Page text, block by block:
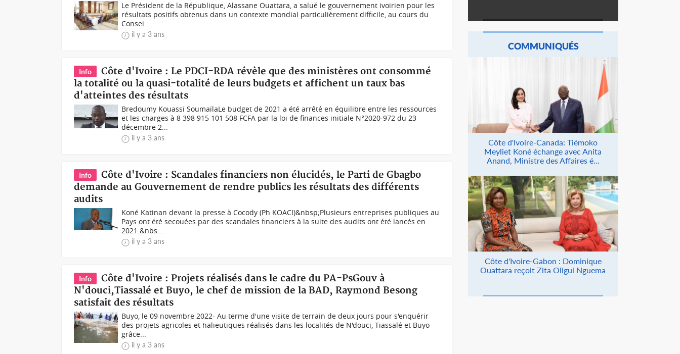
Le Président de la République, Alassane Ouattara, a salué le gouvernement ivoirien pour les
résultats positifs obtenus dans un contexte mondial particulièrement difficile, au cours du
Consei...
il y a 3 ans
Info
Côte d'Ivoire : Le PDCI-RDA révèle que des ministères ont consommé
la totalité ou la quasi-totalité de leurs budgets et affichent un taux bas
d'atteintes des résultats
Bredoumy Kouassi Soumaïla Le budget de 2021 a été arrêté en équilibre entre les ressources
et les charges à 8 398 915 101 508 FCFA par la loi de finances initiale N°2020-972 du 23
décembre 2...
il y a 3 ans
Info
Côte d'Ivoire : Scandales financiers non élucidés, le Parti de Gbagbo
demande au Gouvernement de rendre publics les résultats des différents
audits
Koné Katinan devant la presse à Cocody (Ph KOACI)&nbsp;Plusieurs entreprises publiques au
Pays ont été secouées par des scandales financiers à la suite des audits ont été lancés en
2021.&nbs...
il y a 3 ans
Info
Côte d'Ivoire : Projets réalisés dans le cadre du PA-PsGouv à
N'douci,Tiassalé et Buyo, le chef de mission de la BAD, Raymond Besong
satisfait des résultats
Buyo, le 09 novembre 2022- Au terme d'une visite de terrain de deux jours pour s'enquérir
des projets agricoles et halieutiques réalisés dans les localités de N'douci, Tiassalé et Buyo
grâce...
il y a 3 ans
COMMUNIQUÉS
Côte d'Ivoire-Canada: Tiémoko
Meyliet Koné échange avec Anita
Anand, Ministre des Affaires é...
Côte d'Ivoire-Gabon : Dominique
Ouattara reçoit Zita Oligui Nguema